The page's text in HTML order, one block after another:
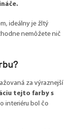
ideálny je žltý
nemôžete nič
za výraznejší
tejto farby s
interiéru bol čo